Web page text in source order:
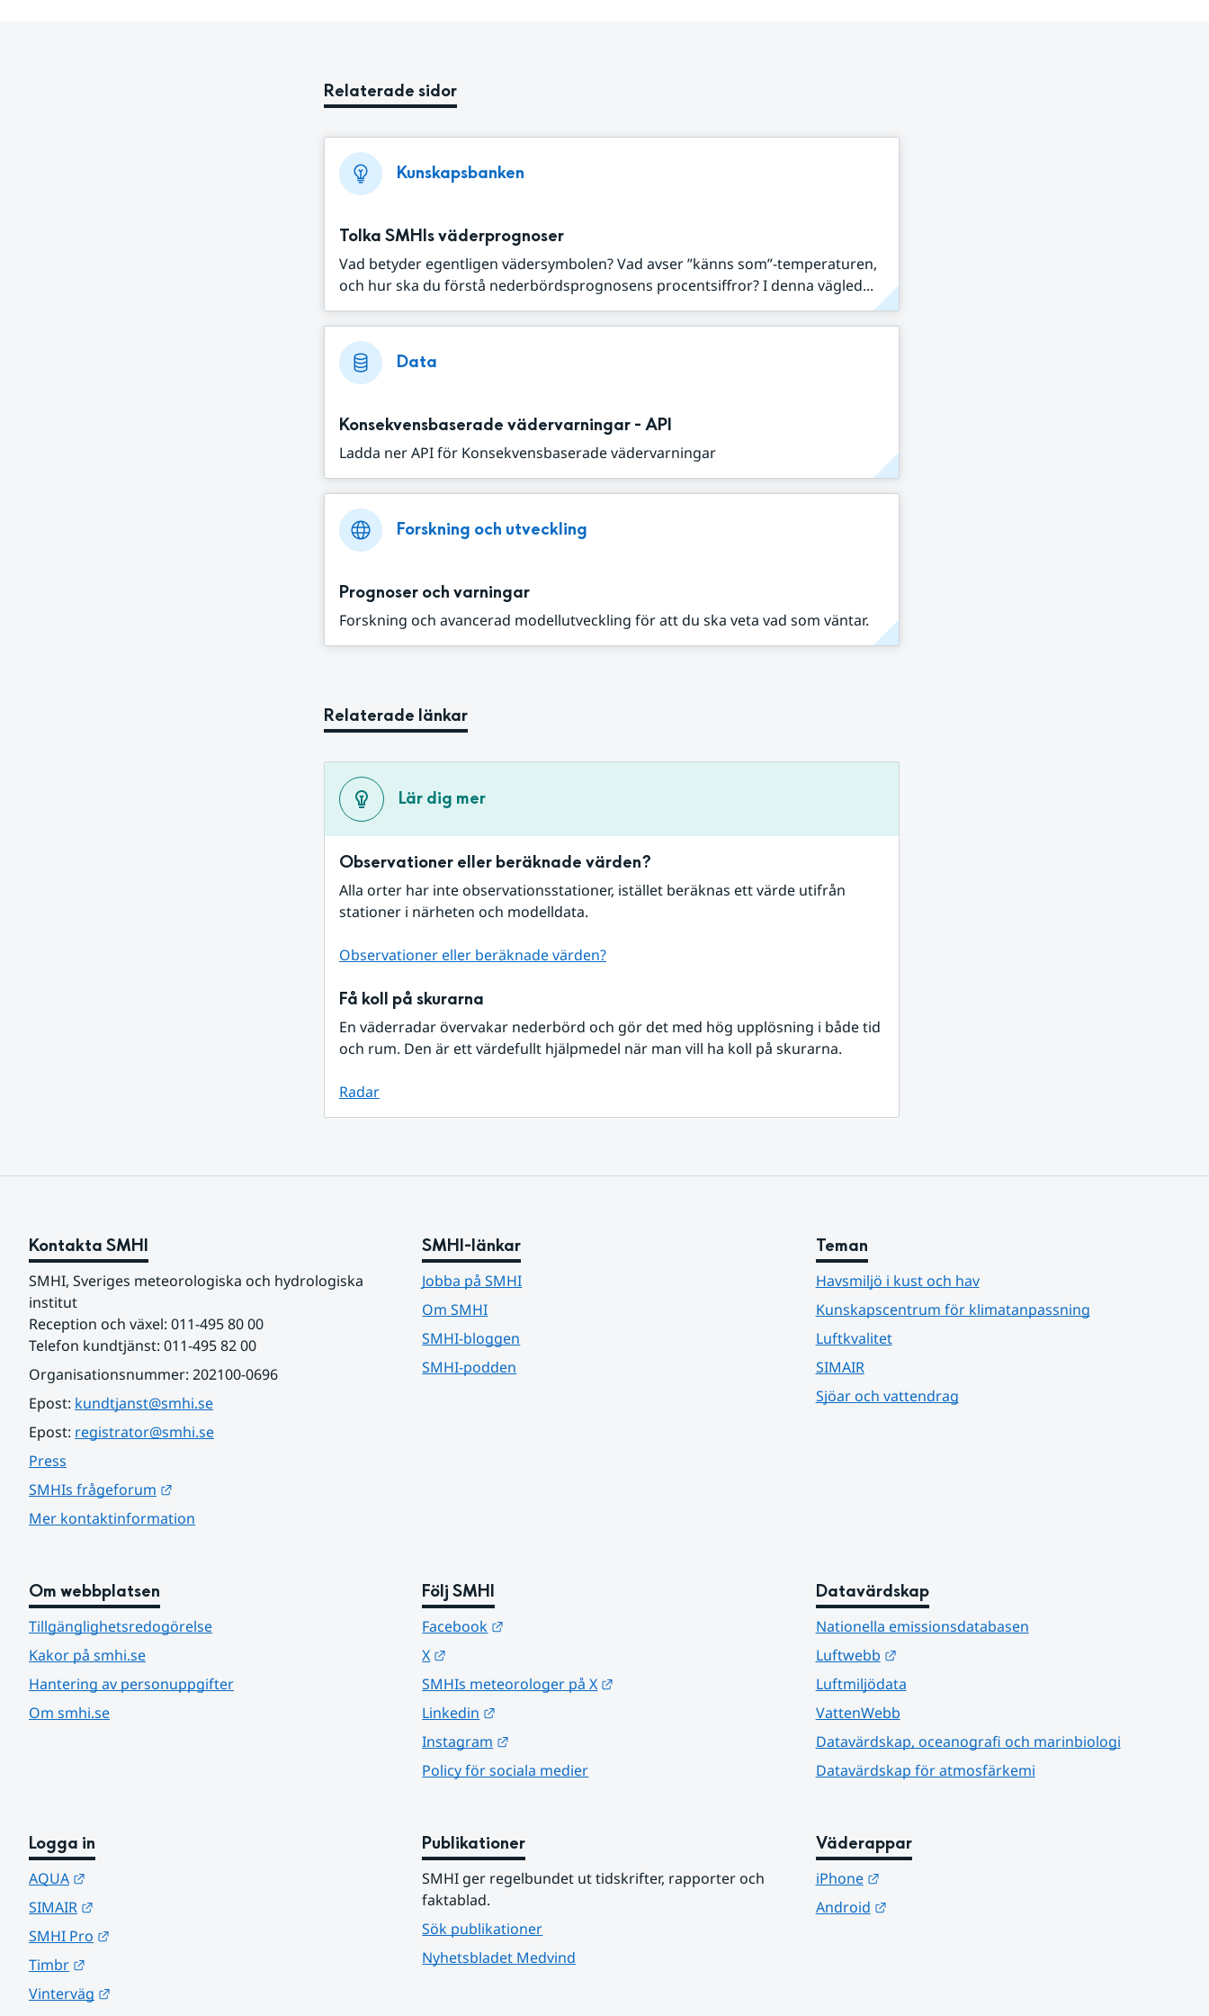
Relaterade sidor
Kunskapsbanken
Tolka SMHIs väderprognoser
Vad betyder egentligen vädersymbolen? Vad avser ”känns som”-temperaturen,
och hur ska du förstå nederbördsprognosens procentsiffror? I denna vägled...
Data
Konsekvensbaserade vädervarningar - API
Ladda ner API för Konsekvensbaserade vädervarningar
Forskning och utveckling
Prognoser och varningar
Forskning och avancerad modellutveckling för att du ska veta vad som väntar.
Relaterade länkar
Lär dig mer
Observationer eller beräknade värden?
Alla orter har inte observationsstationer, istället beräknas ett värde utifrån
stationer i närheten och modelldata.
Observationer eller beräknade värden?
Få koll på skurarna
En väderradar övervakar nederbörd och gör det med hög upplösning i både tid
och rum. Den är ett värdefullt hjälpmedel när man vill ha koll på skurarna.
Radar
Kontakta SMHI
SMHI, Sveriges meteorologiska och hydrologiska
institut
Reception och växel: 011-495 80 00
Telefon kundtjänst: 011-495 82 00
Organisationsnummer: 202100-0696
Epost: kundtjanst@smhi.se
Epost: registrator@smhi.se
Press
SMHIs frågeforum
Mer kontaktinformation
SMHI-länkar
Jobba på SMHI
Om SMHI
SMHI-bloggen
SMHI-podden
Teman
Havsmiljö i kust och hav
Kunskapscentrum för klimatanpassning
Luftkvalitet
SIMAIR
Sjöar och vattendrag
Om webbplatsen
Tillgänglighetsredogörelse
Kakor på smhi.se
Hantering av personuppgifter
Om smhi.se
Följ SMHI
Facebook
X
SMHIs meteorologer på X
Linkedin
Instagram
Policy för sociala medier
Datavärdskap
Nationella emissionsdatabasen
Luftwebb
Länk till annan webbplats.
Luftmiljödata
VattenWebb
Datavärdskap, oceanografi och marinbiologi
Datavärdskap för atmosfärkemi
Logga in
AQUA
SIMAIR
SMHI Pro
Timbr
Vinterväg
Publikationer
SMHI ger regelbundet ut tidskrifter, rapporter och
faktablad.
Sök publikationer
Nyhetsbladet Medvind
Väderappar
iPhone
Länk till annan webbplats.
Android
Länk till annan webbplats.